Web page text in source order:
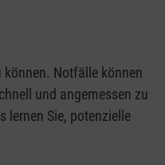
können. Notfälle können
und angemessen zu
lernen Sie, potenzielle